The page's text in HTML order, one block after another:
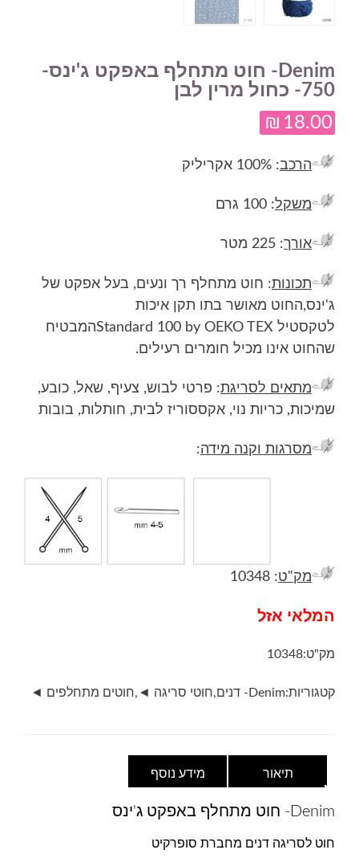
Denim- חוט מתחלף באפקט ג'ינס-
750- כחול מרין לבן
₪ 18.00
הרכב: 100% אקריליק
משקל: 100 גרם
אורך: 225 מטר
תכונות: חוט מתחלף רך ונעים, בעל אפקט של
ג'ינס,החוט מאושר בתו תקן איכות
לטקסטיל Standard 100 by OEKO TEXהמבטיח
שהחוט אינו מכיל חומרים רעילים.
מתאים לסריגת: פרטי לבוש, צעיף, שאל, כובע,
שמיכות, כריות נוי, אקססוריז לבית, חותלות, בובות
מסרגות וקנה מידה:
מק"ט: 10348
המלאי אזל
מק"ט:10348
קטגוריות:Denim- דנים ,חוטי סריגה ◄ ,חוטים מתחלפים ◄
תיאור מידע נוסף
Denim- חוט מתחלף באפקט ג'ינס
חוט לסריגה דנים מחברת סופרקיט